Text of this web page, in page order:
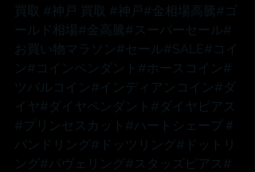
買取 #神戸 買取 #神戸 #金相場高騰 #ゴ
ールド相場 #金高騰 #スーパーセール#
お買い物マラソン #セール#SALE#コイ
ン #コインペンダント #ホースコイン #
ツバルコイン #インディアンコイン #ダ
イヤ #ダイヤペンダント #ダイヤピアス
#プリンセスカット #ハートシェープ ＃
バンドリング #ドッツリング #ドットリ
ング #パヴェリング #スタッズピアス #